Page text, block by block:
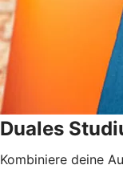
Duales
Kombiniere deine